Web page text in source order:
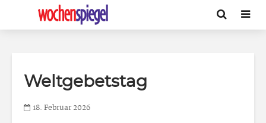
Weltgebetstag
18. Februar 2026